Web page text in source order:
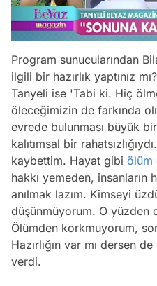
Program sunucularından
ilgili bir hazırlık yaptınız
Tanyeli ise 'Tabi ki. Hiç
öleceğimizin de farkında
evrede bulunması büyük
kalıtımsal bir
kaybettim. Hayat gibi ölüm
hakkı yemeden, insanların
anılmak lazım. Kimseyi
düşünmüyorum. O yüzden
Ölümden korkmuyorum,
Hazırlığın var mı dersen
verdi.